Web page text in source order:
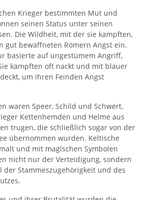
Krieger bestimmten Mut und
seinen Status unter seinen
Die Wildheit, mit der sie kämpften,
gut bewaffneten Römern Angst ein.
basierte auf ungestümem Angriff,
kämpften oft nackt und mit blauer
um ihren Feinden Angst
waren Speer, Schild und Schwert,
Kettenhemden und Helme aus
trugen, die schließlich sogar von der
übernommen wurden. Keltische
und mit magischen Symbolen
nicht nur der Verteidigung, sondern
der Stammeszugehörigkeit und des